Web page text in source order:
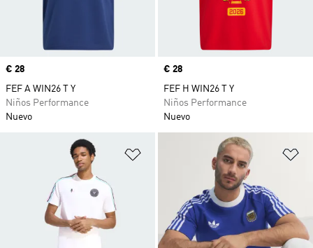
Precio
€ 28
FEF A WIN26 T Y
Niños Performance
Nuevo
Precio
€ 28
FEF H WIN26 T Y
Niños Performance
Nuevo
Añadir a la lista de deseos